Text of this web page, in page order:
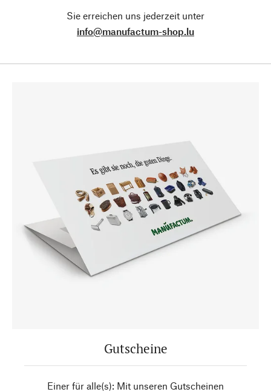
Sie erreichen uns jederzeit unter
info@manufactum-shop.lu
Gutscheine
Einer für alle(s): Mit unseren Gutscheinen